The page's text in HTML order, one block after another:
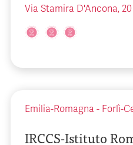
Via Stamira D'Ancona, 20
Emilia-Romagna - Forlì-
IRCCS-Istituto